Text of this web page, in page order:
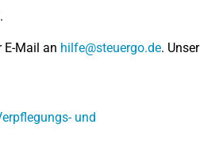
E-Mail an
. Unser
und